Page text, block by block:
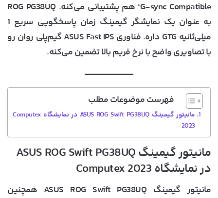
‘G-sync Compatible هم پشتیبانی می‌کنه. ROG PG38UQ
به عنوان یک نمایشگر گیمینگ زمان پاسخگویی سریع 1
میلی‌ثانیه GTG داره. فناوری ASUS Fast IPS گیم‌پلی روان رو
با تصاویری واضح با نرخ فریم بالا تضمین می‌کنه.
فهرست موضوعات مطلب
مانیتور گیمینگ ASUS ROG Swift PG38UQ در نمایشگاه Computex
2023
مانیتور گیمینگ ASUS ROG Swift PG38UQ
در نمایشگاه Computex 2023
مانیتور گیمینگ ASUS ROG Swift PG38UQ همچنین